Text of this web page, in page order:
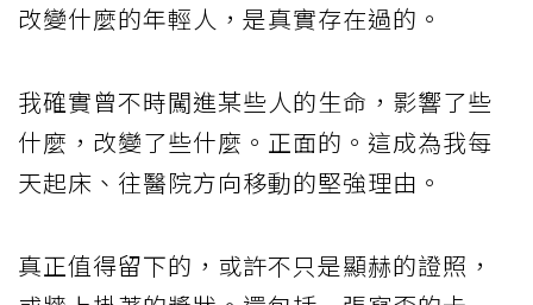
改變什麼的年輕人，是真實存在過的。
我確實曾不時闖進某些人的生命，影響了些
什麼，改變了些什麼。正面的。這成為我每
天起床、往醫院方向移動的堅強理由。
真正值得留下的，或許不只是顯赫的證照，